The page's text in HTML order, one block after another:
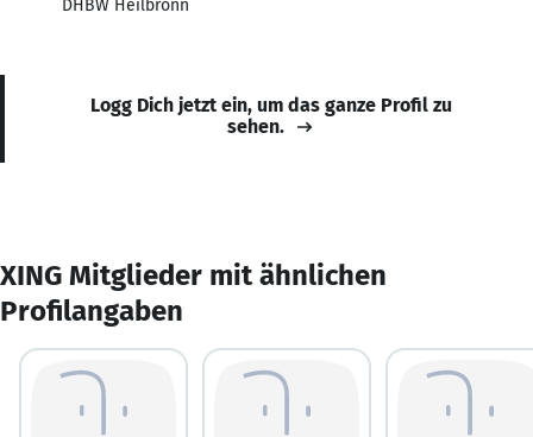
DHBW Heilbronn
Logg Dich jetzt ein, um das ganze Profil zu
sehen.
XING Mitglieder mit ähnlichen
Profilangaben